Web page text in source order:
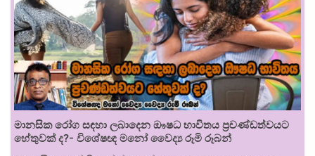
මානසික රෝග සඳහා ලබාදෙන ඖෂධ භාවිතය ප්‍රචණ්ඩත්වයට
හේතුවක් ද?- විශේෂඥ මනෝ වෛද්‍ය රූමි රූබන්